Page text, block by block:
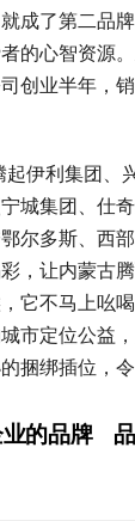
成了第二品
的心智资源
创业半年，
伊利集团、
城集团、仕
鄂尔多斯、西
，让内蒙古
它不马上吆
市定位公益
捆绑插位，
的品牌